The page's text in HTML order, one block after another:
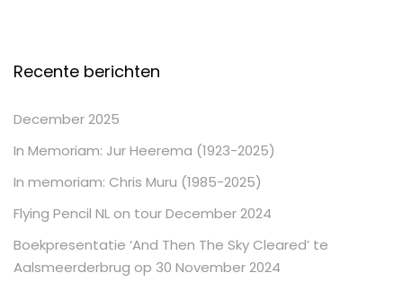
Recente berichten
December 2025
In Memoriam: Jur Heerema (1923-2025)
In memoriam: Chris Muru (1985-2025)
Flying Pencil NL on tour December 2024
Boekpresentatie ‘And Then The Sky Cleared’ te
Aalsmeerderbrug op 30 November 2024